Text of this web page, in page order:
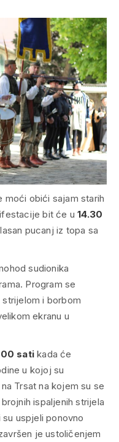
obići sajam starih
bit će u14.30
pucanj iz topa sa
sudionika
Program se
strijelom i borbom
ekranu u
sati kada će
u kojoj su
Trsat na kojem su se
ispaljenih strijela
uspjeli ponovno
je ustoličenjem